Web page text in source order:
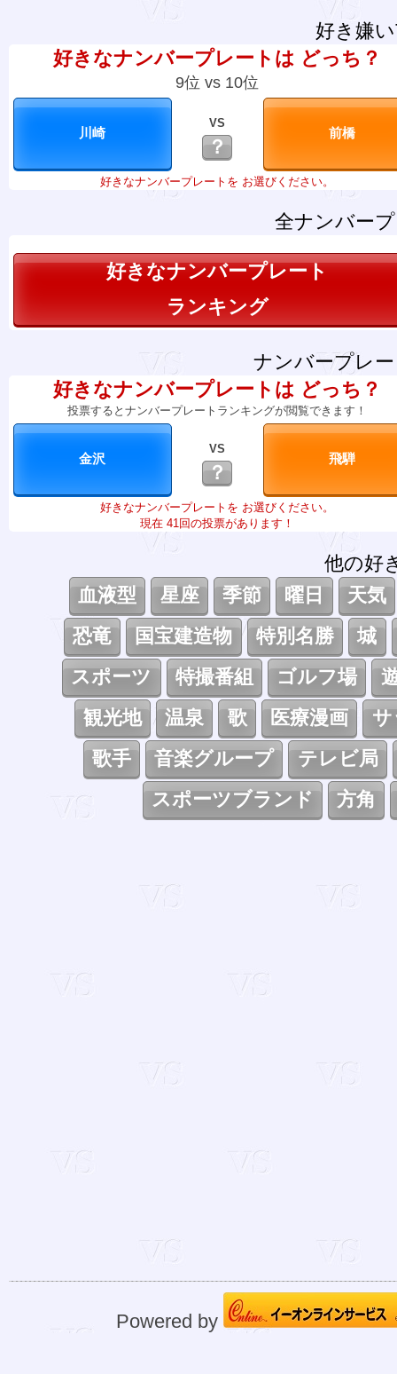
好き嫌
好きなナンバープレートは どっち？
9位 vs 10位
VS
？
好きなナンバープレートを お選びください。
全ナンバー
好きなナンバープレート
ランキング
ナンバープレ
好きなナンバープレートは どっち？
投票するとナンバープレートランキングが閲覧できます！
VS
？
好きなナンバープレートを お選びください。
現在 41回の投票があります！
他の好
血液型
星座 季節 曜日
天気
恐竜
国宝建造物 特別名勝
城
スポーツ
特撮番組 ゴルフ場
観光地
温泉 歌 医療漫画
サ
歌手
音楽グループ
テレビ局
スポーツブランド
方角
Powered by